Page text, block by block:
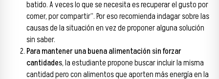
batido. A veces lo que se necesita es recuperar el gusto por
comer, por compartir”. Por eso recomienda indagar sobre las
causas de la situación en vez de proponer alguna solución
sin saber.
Para mantener una buena alimentación sin forzar
cantidades, la estudiante propone buscar incluir la misma
cantidad pero con alimentos que aporten más energía en la